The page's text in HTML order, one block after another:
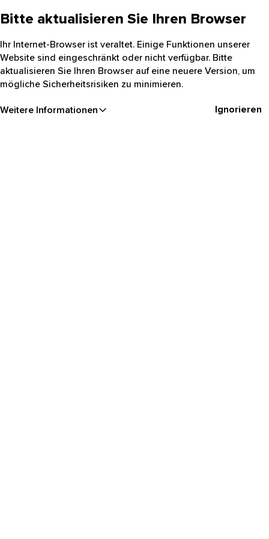
Bitte aktualisieren Sie Ihren Browser
Ihr Internet-Browser ist veraltet. Einige Funktionen unserer
Website sind eingeschränkt oder nicht verfügbar. Bitte
aktualisieren Sie Ihren Browser auf eine neuere Version, um
mögliche Sicherheitsrisiken zu minimieren.
Weitere Informationen Ignorieren